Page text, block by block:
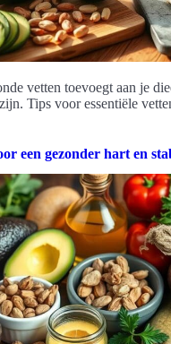
vetten toevoegt aan je
Tips voor essentiële
een gezonder hart en